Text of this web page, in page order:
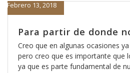
Para partir de donde
Febrero 13, 2018
Creo que en algunas ocasiones
pero creo que es importante que
ya que es parte fundamental de